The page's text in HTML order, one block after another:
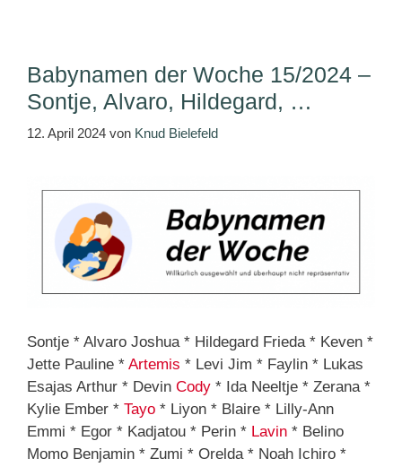
Babynamen der Woche 15/2024 –
Sontje, Alvaro, Hildegard, …
12. April 2024 von Knud Bielefeld
Sontje * Alvaro Joshua * Hildegard Frieda * Keven *
Jette Pauline * Artemis * Levi Jim * Faylin * Lukas
Esajas Arthur * Devin Cody * Ida Neeltje * Zerana *
Kylie Ember * Tayo * Liyon * Blaire * Lilly-Ann
Emmi * Egor * Kadjatou * Perin * Lavin * Belino
Momo Benjamin * Zumi * Orelda * Noah Ichiro *